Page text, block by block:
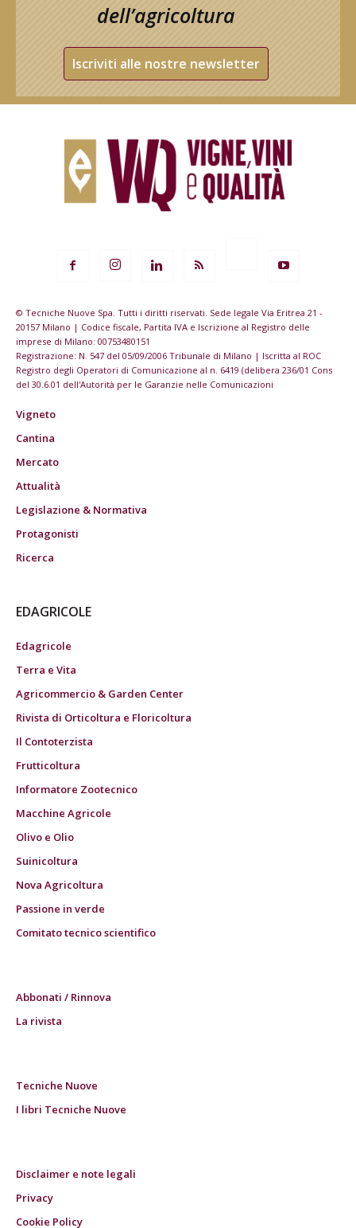
dell’agricoltura
Iscriviti alle nostre newsletter
© Tecniche Nuove Spa. Tutti i diritti riservati. Sede legale Via Eritrea 21 -
20157 Milano | Codice fiscale, Partita IVA e Iscrizione al Registro delle
imprese di Milano: 00753480151
Registrazione: N. 547 del 05/09/2006 Tribunale di Milano | Iscritta al ROC
Registro degli Operatori di Comunicazione al n. 6419 (delibera 236/01 Cons
del 30.6.01 dell'Autorità per le Garanzie nelle Comunicazioni
Vigneto
Cantina
Mercato
Attualità
Legislazione & Normativa
Protagonisti
Ricerca
EDAGRICOLE
Edagricole
Terra e Vita
Agricommercio & Garden Center
Rivista di Orticoltura e Floricoltura
Il Contoterzista
Frutticoltura
Informatore Zootecnico
Macchine Agricole
Olivo e Olio
Suinicoltura
Nova Agricoltura
Passione in verde
Comitato tecnico scientifico
Abbonati / Rinnova
La rivista
Tecniche Nuove
I libri Tecniche Nuove
Disclaimer e note legali
Privacy
Cookie Policy